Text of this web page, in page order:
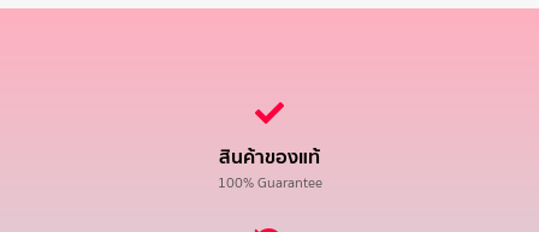
สินค้าของแท้
100% Guarantee